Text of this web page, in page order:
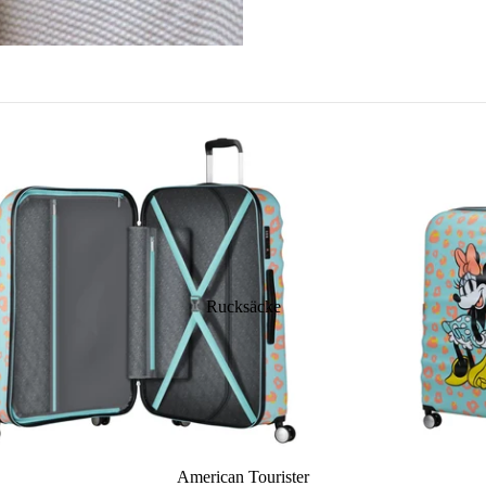
Hobo Bags
Messenger Bags
Rucksäcke
American Tourister